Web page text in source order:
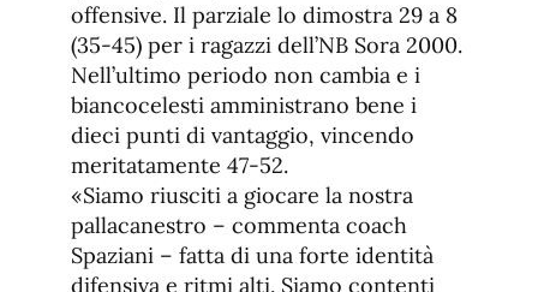
offensive. Il parziale lo dimostra 29 a 8
(35-45) per i ragazzi dell’NB Sora 2000.
Nell’ultimo periodo non cambia e i
biancocelesti amministrano bene i
dieci punti di vantaggio, vincendo
meritatamente 47-52.
«Siamo riusciti a giocare la nostra
pallacanestro – commenta coach
Spaziani – fatta di una forte identità
difensiva e ritmi alti. Siamo contenti